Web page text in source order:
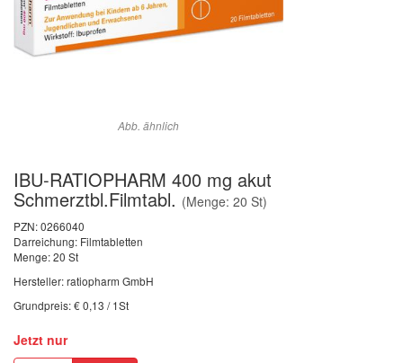
Abb. ähnlich
IBU-RATIOPHARM 400 mg akut
Schmerztbl.Filmtabl. (Menge: 20 St)
PZN:0266040
Darreichung: Filmtabletten
Menge: 20 St
Hersteller: ratiopharm GmbH
Grundpreis: € 0,13 / 1St
Jetzt nur